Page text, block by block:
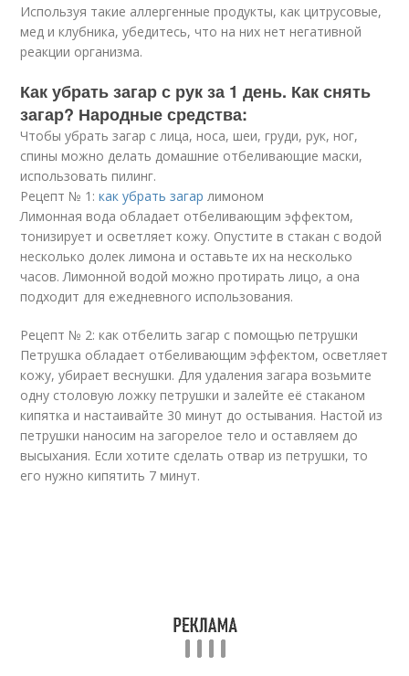
Используя такие аллергенные продукты, как цитрусовые,
мед и клубника, убедитесь, что на них нет негативной
реакции организма.
Как убрать загар с рук за 1 день. Как снять
загар? Народные средства:
Чтобы убрать загар с лица, носа, шеи, груди, рук, ног,
спины можно делать домашние отбеливающие маски,
использовать пилинг.
Рецепт № 1:как убрать загар лимоном
Лимонная вода обладает отбеливающим эффектом,
тонизирует и осветляет кожу. Опустите в стакан с водой
несколько долек лимона и оставьте их на несколько
часов. Лимонной водой можно протирать лицо, а она
подходит для ежедневного использования.
Рецепт № 2: как отбелить загар с помощью петрушки
Петрушка обладает отбеливающим эффектом, осветляет
кожу, убирает веснушки. Для удаления загара возьмите
одну столовую ложку петрушки и залейте её стаканом
кипятка и настаивайте 30 минут до остывания. Настой из
петрушки наносим на загорелое тело и оставляем до
высыхания. Если хотите сделать отвар из петрушки, то
его нужно кипятить 7 минут.